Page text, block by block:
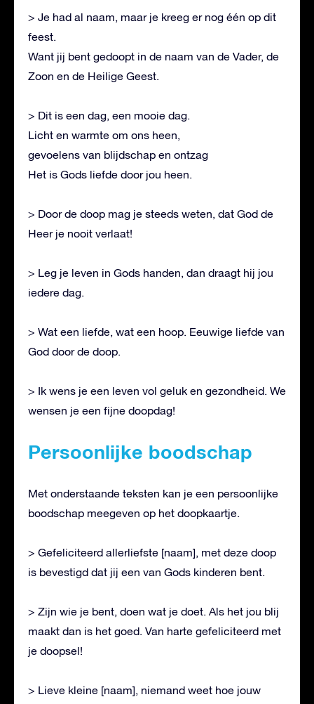
> Je had al naam, maar je kreeg er nog één op dit
feest.
Want jij bent gedoopt in de naam van de Vader, de
Zoon en de Heilige Geest.
> Dit is een dag, een mooie dag.
Licht en warmte om ons heen,
gevoelens van blijdschap en ontzag
Het is Gods liefde door jou heen.
> Door de doop mag je steeds weten, dat God de
Heer je nooit verlaat!
> Leg je leven in Gods handen, dan draagt hij jou
iedere dag.
> Wat een liefde, wat een hoop. Eeuwige liefde van
God door de doop.
> Ik wens je een leven vol geluk en gezondheid. We
wensen je een fijne doopdag!
Persoonlijke boodschap
Met onderstaande teksten kan je een persoonlijke
boodschap meegeven op het doopkaartje.
> Gefeliciteerd allerliefste [naam], met deze doop
is bevestigd dat jij een van Gods kinderen bent.
> Zijn wie je bent, doen wat je doet. Als het jou blij
maakt dan is het goed. Van harte gefeliciteerd met
je doopsel!
> Lieve kleine [naam], niemand weet hoe jouw